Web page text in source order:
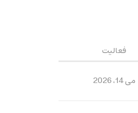
فعالیت
می 14، 2026